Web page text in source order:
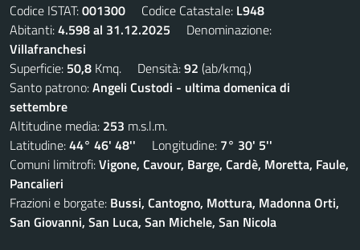
Codice ISTAT:001300 Codice Catastale: L948
Abitanti:4.598 al 31.12.2025 Denominazione:
Villafranchesi
Superficie: 50,8 Kmq. Densità:92 (ab/kmq.)
Santo patrono:Angeli Custodi - ultima domenica di
settembre
Altitudine media: 253 m.s.l.m.
Latitudine:44° 46' 48'' Longitudine: 7° 30' 5''
Comuni limitrofi:Vigone, Cavour, Barge, Cardè, Moretta, Faule,
Pancalieri
Frazioni e borgate: Bussi, Cantogno, Mottura, Madonna Orti,
San Giovanni, San Luca, San Michele, San Nicola